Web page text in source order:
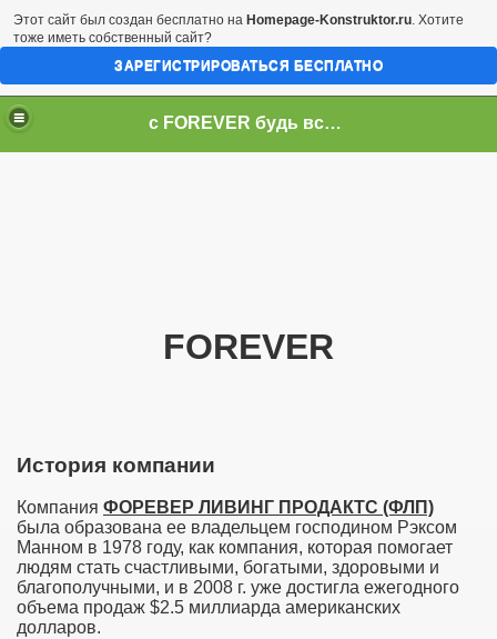
c FOREVER будь всегда первым DIPC Днепропетровск
FOREVER
История компании
Компания ФОРЕВЕР ЛИВИНГ ПРОДАКТС (ФЛП)
была образована ее владельцем господином Рэксом
Манном в 1978 году, как компания, которая помогает
людям стать счастливыми, богатыми, здоровыми и
благополучными, и в 2008 г. уже достигла ежегодного
объема продаж $2.5 миллиарда американских
долларов.
Этот сайт был создан бесплатно на Homepage-Konstruktor.ru. Хотите
тоже иметь собственный сайт?
ЗАРЕГИСТРИРОВАТЬСЯ БЕСПЛАТНО